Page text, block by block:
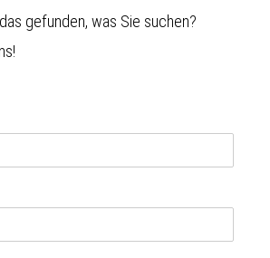
gefunden, was Sie suchen?